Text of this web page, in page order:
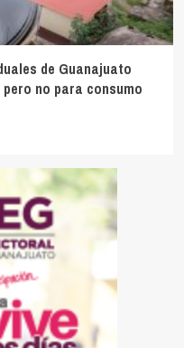
de Guanajuato
no para consumo